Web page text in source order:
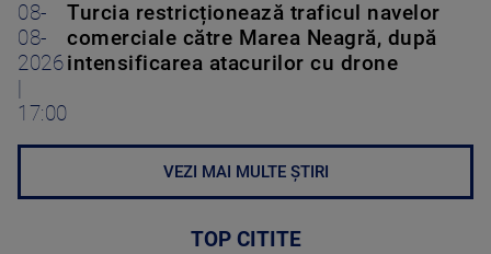
08-
08-
2026
17:00
Turcia restricționează traficul navelor
comerciale către Marea Neagră, după
intensificarea atacurilor cu drone
VEZI MAI MULTE ȘTIRI
TOP CITITE